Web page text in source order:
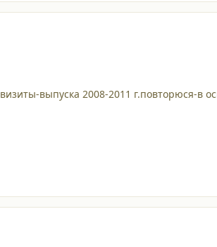
выпуска 2008-2011 г.повторюся-в